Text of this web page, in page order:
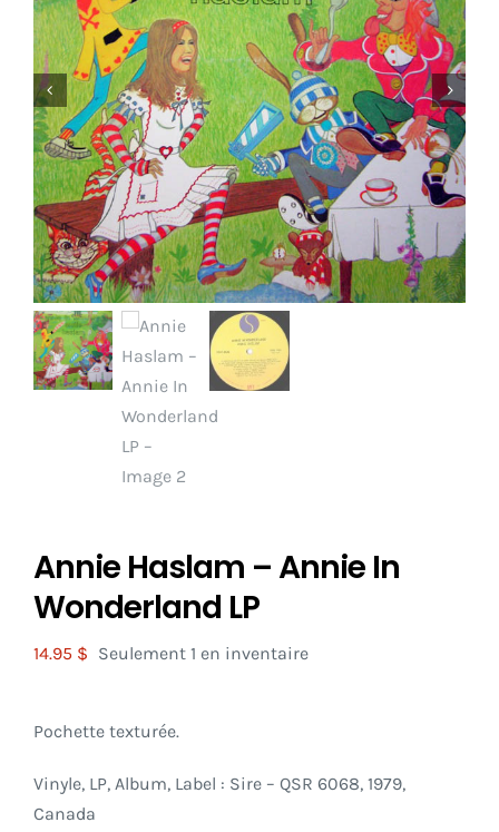
Annie Haslam – Annie In
Wonderland LP
14.95 $ Seulement 1 en inventaire
Pochette texturée.
Vinyle, LP, Album, Label : Sire – QSR 6068, 1979,
Canada